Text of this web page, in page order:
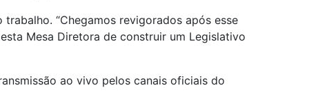
“Chegamos revigorados após esse
Mesa Diretora de construir um Legislativo
ao vivo pelos canais oficiais do